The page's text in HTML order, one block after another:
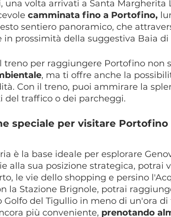
una volta arrivati a Santa Margherita
camminata fino a Portofino,
sentiero panoramico, che
in prossimità della suggestiva Baia di
treno per raggiungere Portofino non
, ma ti offre anche la
Con il treno, puoi ammirare la
del traffico o dei parcheggi.
speciale per visitare Portofino
è la base ideale per esplorare
alla sua posizione strategica,
le vie dello shopping e persino
la Stazione Brignole, potrai
Golfo del Tigullio in meno di un'ora
più conveniente, prenotando